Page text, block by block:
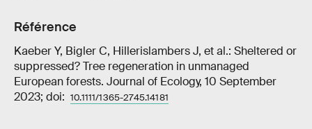
Référence
Kaeber Y, Bigler C, Hillerislambers J, et al.: Sheltered or
suppressed? Tree regeneration in unmanaged
European forests. Journal of Ecology, 10 September
2023; doi: 10.1111/1365-2745.14181